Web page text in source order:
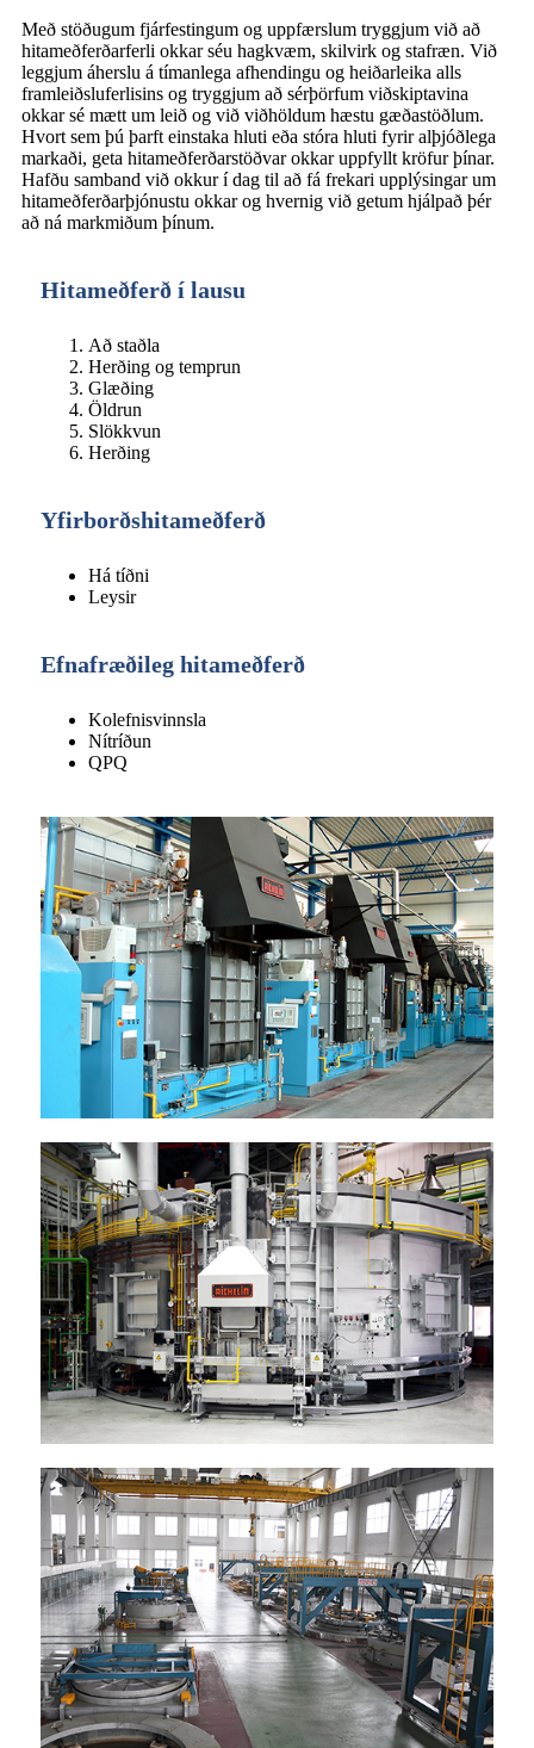
Með stöðugum fjárfestingum og uppfærslum tryggjum við að
hitameðferðarferli okkar séu hagkvæm, skilvirk og stafræn. Við
leggjum áherslu á tímanlega afhendingu og heiðarleika alls
framleiðsluferlisins og tryggjum að sérþörfum viðskiptavina
okkar sé mætt um leið og við viðhöldum hæstu gæðastöðlum.
Hvort sem þú þarft einstaka hluti eða stóra hluti fyrir alþjóðlega
markaði, geta hitameðferðarstöðvar okkar uppfyllt kröfur þínar.
Hafðu samband við okkur í dag til að fá frekari upplýsingar um
hitameðferðarþjónustu okkar og hvernig við getum hjálpað þér
að ná markmiðum þínum.
Hitameðferð í lausu
Að staðla
Herðing og temprun
Glæðing
Öldrun
Slökkvun
Herðing
Yfirborðshitameðferð
Há tíðni
Leysir
Efnafræðileg hitameðferð
Kolefnisvinnsla
Nítríðun
QPQ